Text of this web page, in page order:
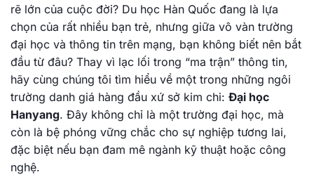
rẽ lớn của cuộc đời? Du học Hàn Quốc đang là lựa
chọn của rất nhiều bạn trẻ, nhưng giữa vô vàn trường
đại học và thông tin trên mạng, bạn không biết nên bắt
đầu từ đâu? Thay vì lạc lối trong “ma trận” thông tin,
hãy cùng chúng tôi tìm hiểu về một trong những ngôi
trường danh giá hàng đầu xứ sở kim chi: Đại học
Hanyang. Đây không chỉ là một trường đại học, mà
còn là bệ phóng vững chắc cho sự nghiệp tương lai,
đặc biệt nếu bạn đam mê ngành kỹ thuật hoặc công
nghệ.